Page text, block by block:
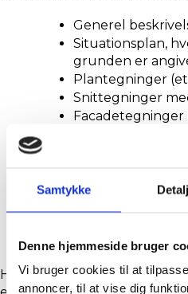
Samtykke
Denne hjemmeside bruger
Vi bruger cookies til at
annoncer, til at vise dig
Generel
Situationsplan,
grunden er
Plantegninger
Snittegninger
Facadetegninger
Information om
bygnings- og
Hvis ejendommens byggeret